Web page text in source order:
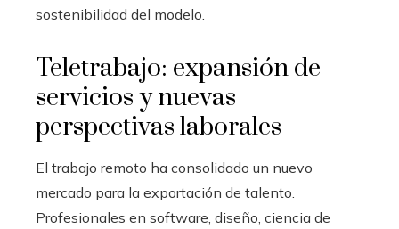
sostenibilidad del modelo.
Teletrabajo: expansión de
servicios y nuevas
perspectivas laborales
El trabajo remoto ha consolidado un nuevo
mercado para la exportación de talento.
Profesionales en software, diseño, ciencia de